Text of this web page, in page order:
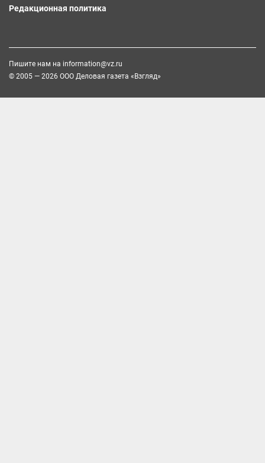
Редакционная политика
Пишите нам на information@vz.ru
© 2005 — 2026 ООО Деловая газета «Взгляд»